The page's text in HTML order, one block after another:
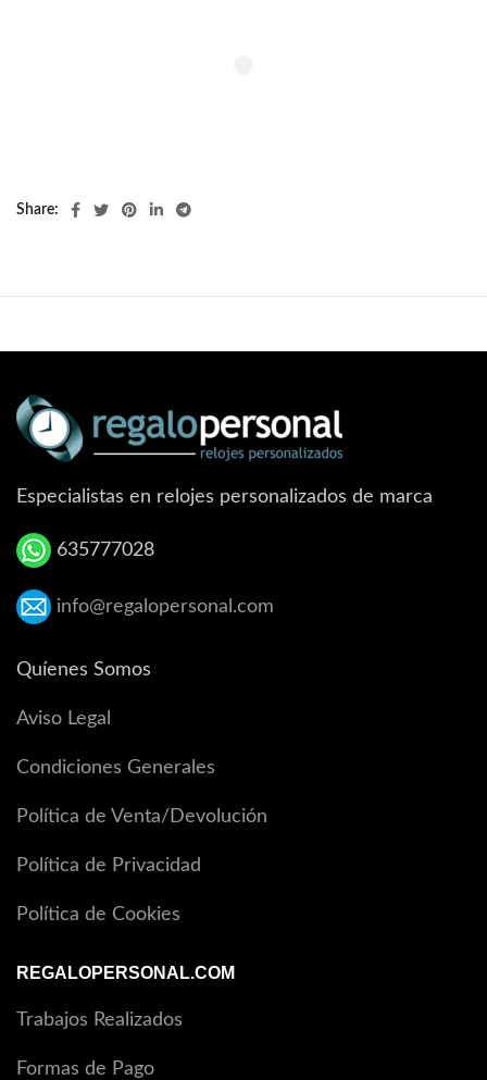
Share
Especialistas en relojes personalizados de marca
635777028
info@regalopersonal.com
Quíenes Somos
Aviso Legal
Condiciones Generales
Política de Venta/Devolución
Política de Privacidad
Política de Cookies
REGALOPERSONAL.COM
Trabajos Realizados
Formas de Pago